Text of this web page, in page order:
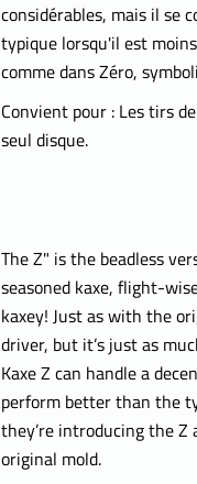
considérables, mais il se
typique lorsqu'il est
comme dans Zéro,
Convient pour : Les tirs
seul disque.
The Z" is the beadless
seasoned kaxe, flight-
kaxey! Just as with the
driver, but it’s just as
Kaxe Z can handle a
perform better than the
they’re introducing the
original mold.